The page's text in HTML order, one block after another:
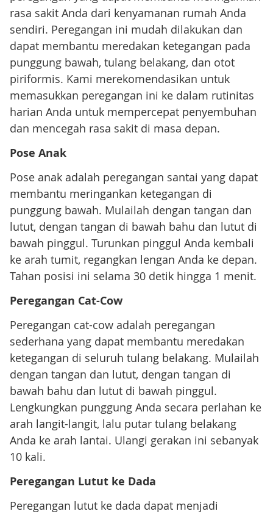
rasa sakit Anda dari kenyamanan rumah Anda
sendiri. Peregangan ini mudah dilakukan dan
dapat membantu meredakan ketegangan pada
punggung bawah, tulang belakang, dan otot
piriformis. Kami merekomendasikan untuk
memasukkan peregangan ini ke dalam rutinitas
harian Anda untuk mempercepat penyembuhan
dan mencegah rasa sakit di masa depan.
Pose Anak
Pose anak adalah peregangan santai yang dapat
membantu meringankan ketegangan di
punggung bawah. Mulailah dengan tangan dan
lutut, dengan tangan di bawah bahu dan lutut di
bawah pinggul. Turunkan pinggul Anda kembali
ke arah tumit, regangkan lengan Anda ke depan.
Tahan posisi ini selama 30 detik hingga 1 menit.
Peregangan Cat-Cow
Peregangan cat-cow adalah peregangan
sederhana yang dapat membantu meredakan
ketegangan di seluruh tulang belakang. Mulailah
dengan tangan dan lutut, dengan tangan di
bawah bahu dan lutut di bawah pinggul.
Lengkungkan punggung Anda secara perlahan ke
arah langit-langit, lalu putar tulang belakang
Anda ke arah lantai. Ulangi gerakan ini sebanyak
10 kali.
Peregangan Lutut ke Dada
Peregangan lutut ke dada dapat menjadi